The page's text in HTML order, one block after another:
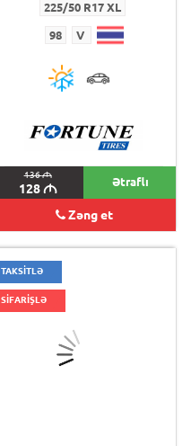
225/50 R17 XL
98 V
136M
128M Ətraflı
Zəng et
TAKSİTLƏ
SİFARİŞLƏ